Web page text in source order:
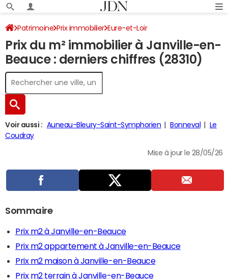
Patrimoine Prix immobilier Eure-et-Loir
Janville-en-Beauce
Prix du m² immobilier à Janville-en-
Beauce : derniers chiffres (28310)
Voir aussi : Auneau-Bleury-Saint-Symphorien Bonneval
Le
Coudray
Mise à jour le 28/05/26
Sommaire
Prix m2 à Janville-en-Beauce
Prix m2 appartement à Janville-en-Beauce
Prix m2 maison à Janville-en-Beauce
Prix m2 terrain à Janville-en-Beauce